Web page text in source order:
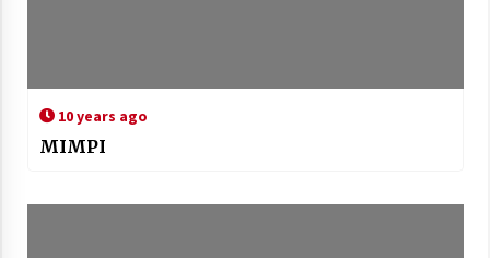
10 years ago
MIMPI